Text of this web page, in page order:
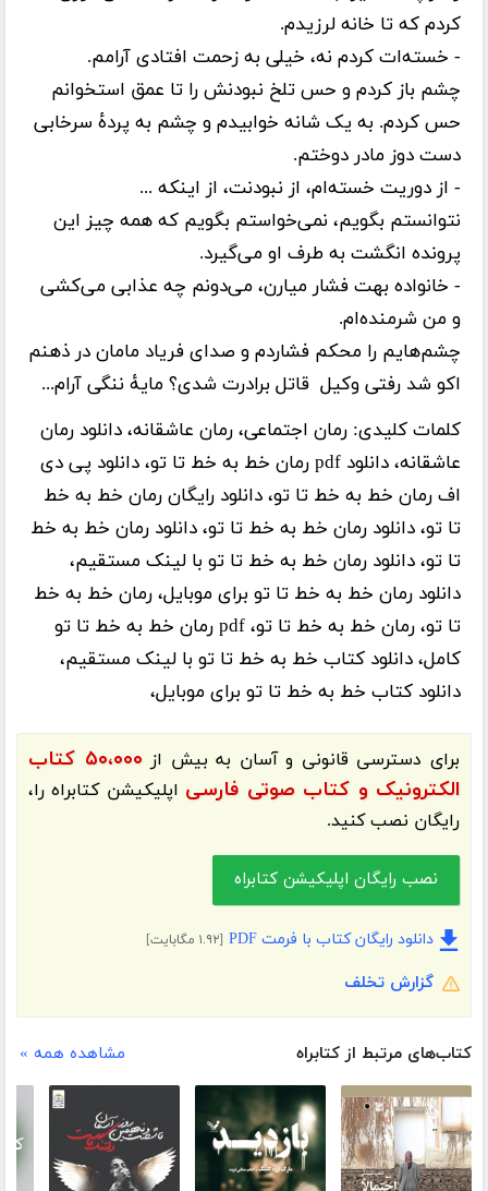
کردم که تا خانه لرزیدم.
- خسته‌ات کردم نه، خیلی به زحمت افتادی آرامم.
چشم باز کردم و حس تلخ نبودنش را تا عمق استخوانم
حس کردم. به یک شانه خوابیدم و چشم به پردهٔ سرخابی
دست دوز مادر دوختم.
- از دوریت خسته‌ام، از نبودنت، از اینکه ...
نتوانستم بگویم، نمی‌خواستم بگویم که همه چیز این
پرونده انگشت به طرف او می‌گیرد.
- خانواده بهت فشار میارن، می‌دونم چه عذابی می‌کشی
و من شرمنده‌ام.
چشم‌هایم را محکم فشاردم و صدای فریاد مامان در ذهنم
اکو شد رفتی وکیل قاتل برادرت شدی؟ مایهٔ ننگی آرام...
کلمات کلیدی: رمان اجتماعی، رمان عاشقانه، دانلود رمان
عاشقانه، دانلود pdf رمان خط به خط تا تو، دانلود پی دی
اف رمان خط به خط تا تو، دانلود رایگان رمان خط به خط
تا تو، دانلود رمان خط به خط تا تو، دانلود رمان خط به خط
تا تو، دانلود رمان خط به خط تا تو با لینک مستقیم،
دانلود رمان خط به خط تا تو برای موبایل، رمان خط به خط
تا تو، رمان خط به خط تا تو، pdf رمان خط به خط تا تو
کامل، دانلود کتاب خط به خط تا تو با لینک مستقیم،
دانلود کتاب خط به خط تا تو برای موبایل،
برای دسترسی قانونی و آسان به بیش از
۵۰،۰۰۰ کتاب
الکترونیک و کتاب صوتی فارسی اپلیکیشنکتابراهرا،
رایگان نصب کنید.
نصب رایگان اپلیکیشن کتابراه
دانلود رایگان کتاب با فرمت PDF [۱.۹۲ مگابایت]
گزارش تخلف
کتاب‌های مرتبط از کتابراه مشاهده همه »